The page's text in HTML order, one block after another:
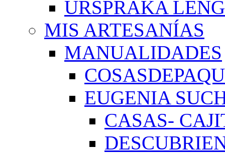
URSPRAKA
MIS ARTESANÍAS
MANUALIDADES
EUGENIA
CASAS-